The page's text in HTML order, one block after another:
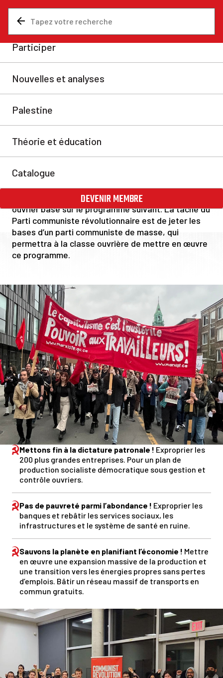
NOTRE
PROGRAMME
CE POUR QUOI NOUS NOUSBATTONS
Le système capitaliste est la cause première de la
pauvreté, du racisme, de la violence, de la
destruction de l’environnement et de la guerre. Les
sans classes basée sur le principe « de chacun
selon ses capacités, à chacun selon ses besoins ».
Pour y parvenir, nous luttons pour un gouvernement
ouvrier basé sur le programme suivant. La tâche du
Parti communiste révolutionnaire est de jeter les
bases d’un parti communiste de masse, qui
permettra à la classe ouvrière de mettre en œuvre
ce programme.
Mettons fin à la dictature patronale ! Exproprier les
200 plus grandes entreprises. Pour un plan de
production socialiste démocratique sous gestion et
contrôle ouvriers.
Pas de pauvreté parmi l’abondance ! Exproprier les
banques et rebâtir les services sociaux, les
infrastructures et le système de santé en ruine.
Sauvons la planète en planifiant l’économie ! Mettre
en œuvre une expansion massive de la production et
une transition vers les énergies propres sans pertes
d’emplois. Bâtir un réseau massif de transports en
commun gratuits.